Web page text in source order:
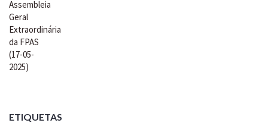
ETIQUETAS